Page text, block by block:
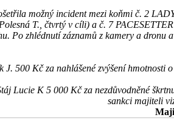
možný incident mezi koňmi č. 2
T., čtvrtý v cíli) a č. 7
Po zhlédnutí záznamů z kamery a dronu
J. 500 Kč za nahlášené zvýšení hmotnosti
Lucie K 5 000 Kč za nezdůvodněné
sankci majiteli